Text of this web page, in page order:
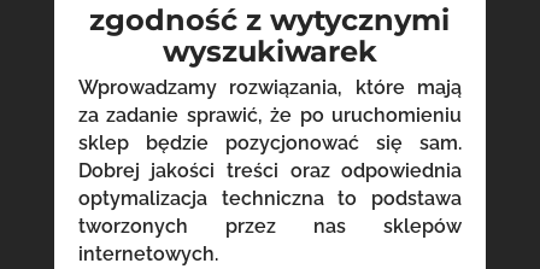
zgodność z wytycznymi
wyszukiwarek
Wprowadzamy rozwiązania, które mają
za zadanie sprawić, że po uruchomieniu
sklep będzie pozycjonować się sam.
Dobrej jakości treści oraz odpowiednia
optymalizacja techniczna to podstawa
tworzonych przez nas sklepów
internetowych.